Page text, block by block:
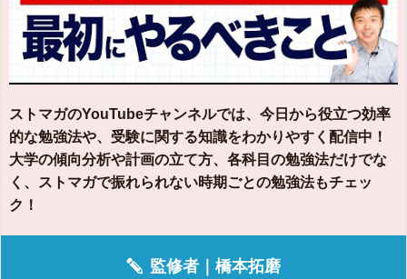
ストマガのYouTubeチャンネルでは、今日から役立つ効率
的な勉強法や、受験に関する知識をわかりやすく配信中！
大学の傾向分析や計画の立て方、各科目の勉強法だけでな
く、ストマガで振れられない時期ごとの勉強法もチェッ
ク！
監修者｜橋本拓磨